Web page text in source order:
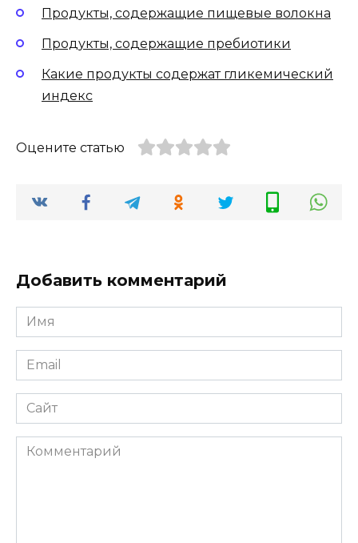
Продукты, содержащие пищевые волокна
Продукты, содержащие пребиотики
Какие продукты содержат гликемический
индекс
Оцените статью
Добавить комментарий
Имя
Email
Сайт
Комментарий